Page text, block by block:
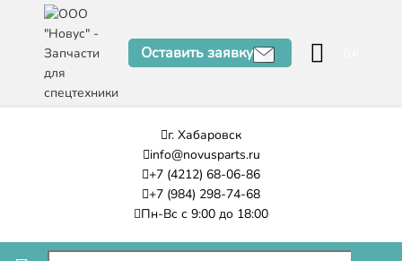
Оставить заявку
г. Хабаровск
info@novusparts.ru
+7 (4212) 68-06-86
+7 (984) 298-74-68
Пн-Вс с 9:00 до 18:00